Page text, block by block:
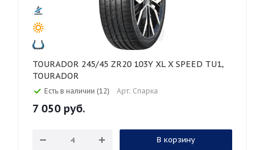
TOURADOR 245/45 ZR20 103Y XL X SPEED TU1,
TOURADOR
Есть в наличии (12) Арт: Спарка
7 050 руб.
В корзину